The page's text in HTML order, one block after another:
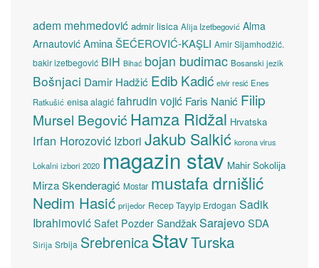
adem mehmedović admir lisica Alija Izetbegović Alma
Arnautović Amina ŠEĆEROVIĆ-KAŞLI Amir Sijamhodžić.
bakir izetbegović BiH Bihać bojan budimac Bosanski jezik
Bošnjaci Damir Hadžić Edib Kadić elvir resić Enes
Ratkušić enisa alagić fahrudin vojić Faris Nanić Filip
Mursel Begović Hamza Ridžal Hrvatska
Irfan Horozović Izbori Jakub Salkić korona virus
Lokalni izbori 2020 magazin stav Mahir Sokolija
Mirza Skenderagić Mostar mustafa drnišlić
Nedim Hasić prijedor Recep Tayyip Erdogan Sadik
Ibrahimović Safet Pozder SandžakSarajevoSDA
Sirija Srbija SrebrenicaStavTurska